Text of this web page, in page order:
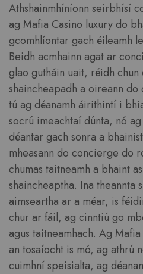
Athshainmhíníonn seirbhísí
ag Mafia Casino luxury do
gcomhlíontar gach éileamh
Beidh acmhainn agat ar
glao gutháin uait, réidh chun
shaincheapadh a oireann
tú ag déanamh áirithintí i
socrú imeachtaí dúnta, nó
déantar gach sonra a
mheasann do concierge do
chumas taitneamh a bhaint
shaincheaptha. Ina theannta
aimseartha ar a méar, is
chur ar fáil, ag cinntiú go
agus taitneamhach. Ag
an tosaíocht is mó, ag athrú
cuimhní speisialta, ag